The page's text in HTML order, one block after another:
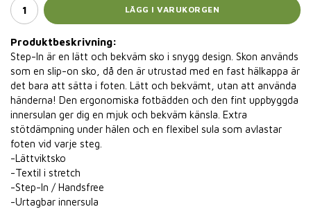
LÄGG I VARUKORGEN
Produktbeskrivning:
Step-In är en lätt och bekväm sko i snygg design. Skon används
som en slip-on sko, då den är utrustad med en fast hälkappa är
det bara att sätta i foten. Lätt och bekvämt, utan att använda
händerna! Den ergonomiska fotbädden och den fint uppbyggda
innersulan ger dig en mjuk och bekväm känsla. Extra
stötdämpning under hälen och en flexibel sula som avlastar
foten vid varje steg.
-Lättviktsko
-Textil i stretch
-Step-In / Handsfree
-Urtagbar innersula